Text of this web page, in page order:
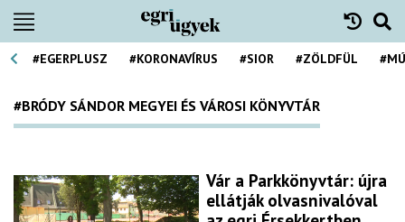
#EGERPLUSZ #KORONAVÍRUS #SIOR #ZÖLDFÜL
#BRÓDY SÁNDOR MEGYEI ÉS VÁROSI KÖNYVTÁR
Vár a Parkkönyvtár: újra
ellátják olvasnivalóval